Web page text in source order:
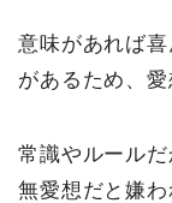
意味があれば
があるため、愛
常識やルールだ
無愛想だと嫌